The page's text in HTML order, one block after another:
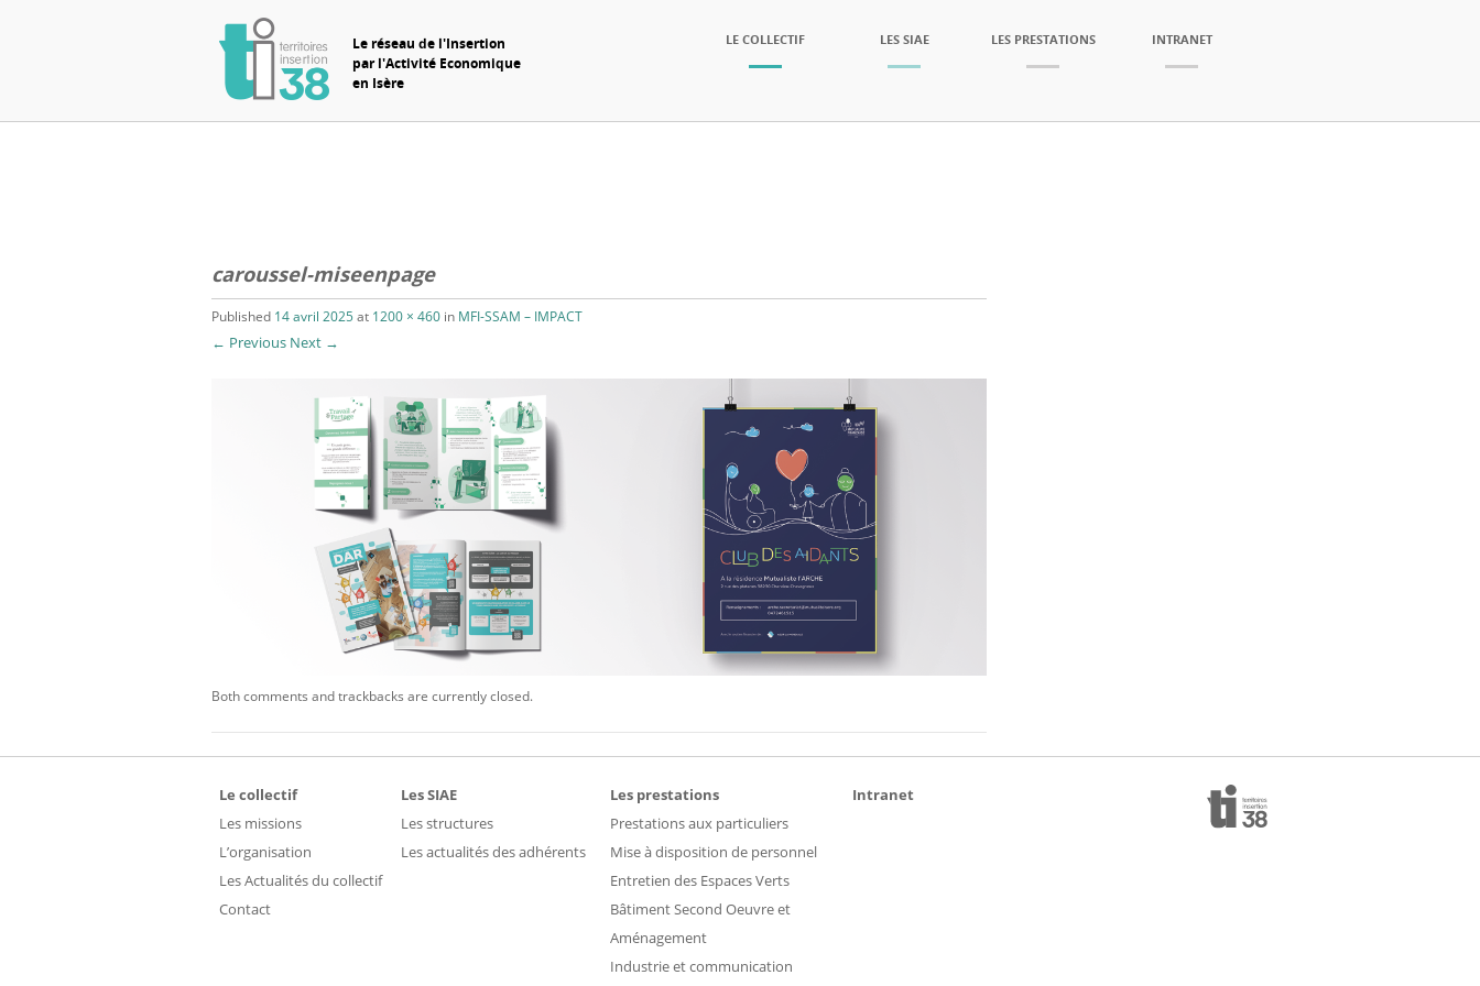
Le réseau de l'Insertion
par l'Activité Economique
en Isère
LE COLLECTIF LES SIAE LES PRESTATIONS INTRANET
caroussel-miseenpage
Published 14 avril 2025at 1200 × 460 in MFI-SSAM – IMPACT
← Previous Next →
Both comments and trackbacks are currently closed.
Le collectif
Les missions
L’organisation
Les Actualités du collectif
Contact
Les SIAE
Les structures
Les actualités des adhérents
Les prestations
Prestations aux particuliers
Mise à disposition de personnel
Entretien des Espaces Verts
Bâtiment Second Oeuvre et
Aménagement
Industrie et communication
Intranet